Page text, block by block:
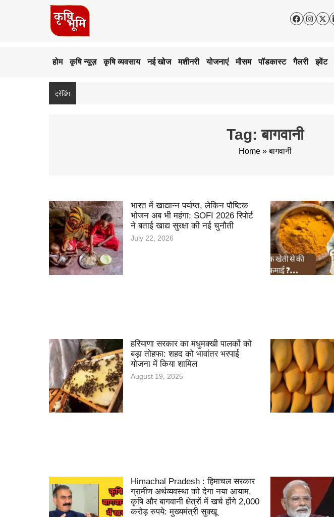
होम कृषि न्यूज़ कृषि व्यवसाय नई खोज मशीनरी योजनाएं मौसम पॉडकास्ट गैलरी इवेंट
ट्रेंडिंग
Tag: बागवानी
Home »बागवानी
भारत में खाद्यान्न पर्याप्त, लेकिन पौष्टिक
भोजन अब भी महंगा; SOFI 2026 रिपोर्ट
ने बताई खाद्य सुरक्षा की नई चुनौती
July 22, 2026
हरियाणा सरकार का मधुमक्खी पालकों को
बड़ा तोहफा: शहद को भावांतर भरपाई
योजना में किया शामिल
August 19, 2025
Himachal Pradesh : हिमाचल सरकार
ग्रामीण अर्थव्यवस्था को देगा नया आयाम,
कृषि और बागवानी क्षेत्रों में खर्च होंगे 2,000
करोड़ रुपये: मुख्यमंत्री सुक्खू